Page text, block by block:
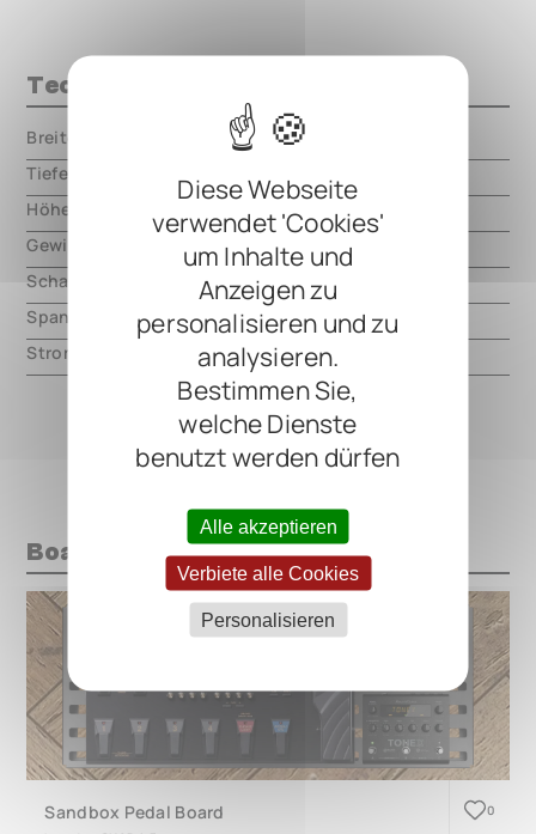
Diese Webseite
verwendet 'Cookies'
um Inhalte und
Anzeigen zu
personalisieren und zu
analysieren.
Bestimmen Sie,
welche Dienste
benutzt werden dürfen
Alle akzeptieren
Verbiete alle Cookies
Personalisieren
Technische Daten
Breite
000.00 mm
Tiefe
Höhe
000.00 mm
Gewicht
000.00 mm
Schaltungsart
digital
Spannung
9V DC, center negative
Strom
600mA
Boards mit diesem Pedal
Sandbox Pedal Board 0